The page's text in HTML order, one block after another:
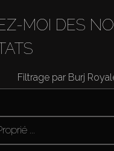
MOI DES
Filtrage par Burj
...